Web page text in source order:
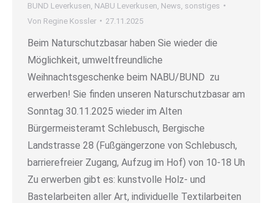
BUND Leverkusen NABU Leverkusen News sonstiges
Von Regine Kossler 27.11.2025
Beim Naturschutzbasar haben Sie wieder die
Möglichkeit, umweltfreundliche
Weihnachtsgeschenke beim NABU/BUND zu
erwerben! Sie finden unseren Naturschutzbasar am
Sonntag 30.11.2025 wieder im Alten
Bürgermeisteramt Schlebusch, Bergische
Landstrasse 28 (Fußgängerzone von Schlebusch,
barrierefreier Zugang, Aufzug im Hof) von 10-18 Uh
Zu erwerben gibt es: kunstvolle Holz- und
Bastelarbeiten aller Art, individuelle Textilarbeiten